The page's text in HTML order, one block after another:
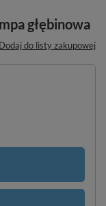
głębinowa
Dodaj do listy zakupowej